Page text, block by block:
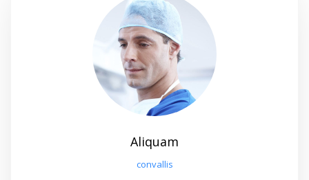
Aliquam
convallis